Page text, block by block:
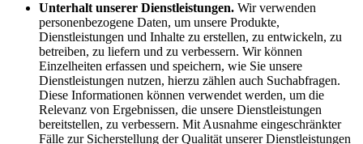
Unterhalt unserer Dienstleistungen. Wir verwenden
personenbezogene Daten, um unsere Produkte,
Dienstleistungen und Inhalte zu erstellen, zu entwickeln, zu
betreiben, zu liefern und zu verbessern. Wir können
Einzelheiten erfassen und speichern, wie Sie unsere
Dienstleistungen nutzen, hierzu zählen auch Suchabfragen.
Diese Informationen können verwendet werden, um die
Relevanz von Ergebnissen, die unsere Dienstleistungen
bereitstellen, zu verbessern. Mit Ausnahme eingeschränkter
Fälle zur Sicherstellung der Qualität unserer Dienstleistungen